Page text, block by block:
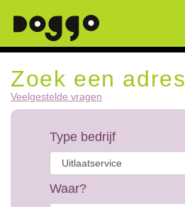
Zoek een adres
Veelgestelde vragen
Type bedrijf
Waar?